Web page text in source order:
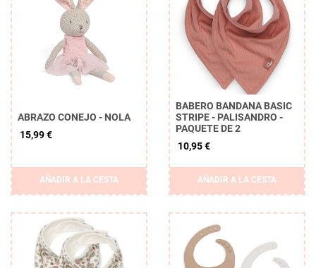
ABRAZO CONEJO - NOLA
15,99 €
AÑADIR A LA CESTA
BABERO BANDANA BASIC
STRIPE - PALISANDRO -
PAQUETE DE 2
10,95 €
AÑADIR A LA CESTA